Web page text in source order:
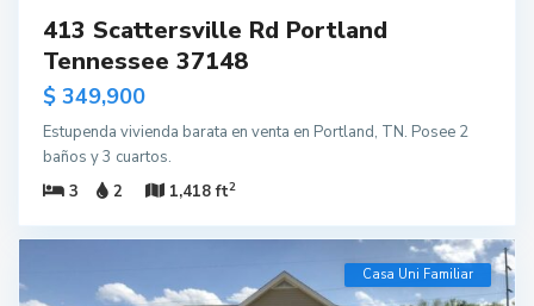
413 Scattersville Rd Portland
Tennessee 37148
$ 349,900
Estupenda vivienda barata en venta en Portland, TN. Posee 2
baños y 3 cuartos.
3
2 1,418 ft2
Casa Uni Familiar